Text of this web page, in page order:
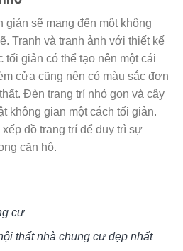
giản sẽ mang đến một không
Tranh và tranh ảnh với thiết kế
giản có thể tạo nên một cái
cửa cũng nên có màu sắc đơn
Đèn trang trí nhỏ gọn và cây
không gian một cách tối giản.
đồ trang trí để duy trì sự
căn hộ.
cư
thất nhà chung cư đẹp nhất